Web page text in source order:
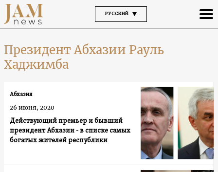
РУССКИЙ
Президент Абхазии Рауль
Хаджимба
Действующий премьер и бывший
президент Абхазии - в списке самых
богатых жителей республики
Абхазия
26 июня, 2020